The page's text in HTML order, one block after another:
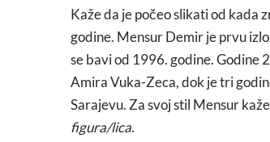
Kaže da je počeo slikati od kada
godine. Mensur Demir je prvu
se bavi od 1996. godine. Godine
Amira Vuka-Zeca, dok je tri
Sarajevu. Za svoj stil Mensur
figura/lica.